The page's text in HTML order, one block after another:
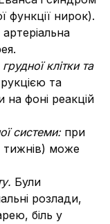
функції нирок).
клітки та
та
фоні реакцій
системи: при
тижнів) може
Були
розлади,
біль у